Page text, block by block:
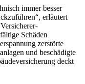
immer besser
erläutert
Schäden
zerstörte
und beschädigte
deckt